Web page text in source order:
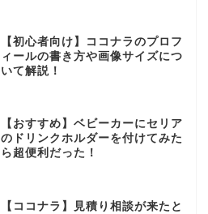
【初心者向け】ココナラのプロフ
ィールの書き方や画像サイズにつ
いて解説！
【おすすめ】ベビーカーにセリア
のドリンクホルダーを付けてみた
ら超便利だった！
【ココナラ】見積り相談が来たと